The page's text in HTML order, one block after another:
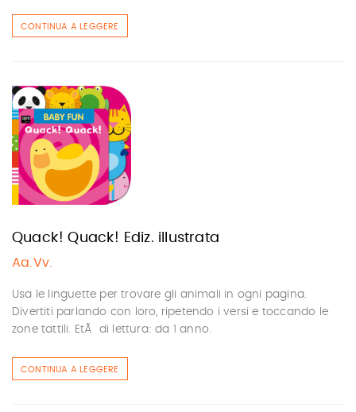
CONTINUA A LEGGERE
Quack! Quack! Ediz. illustrata
Aa.Vv.
Usa le linguette per trovare gli animali in ogni pagina.
Divertiti parlando con loro, ripetendo i versi e toccando le
zone tattili. EtÃ di lettura: da 1 anno.
CONTINUA A LEGGERE